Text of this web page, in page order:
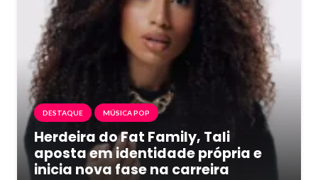
DESTAQUE MÚSICA POP
Herdeira do Fat Family, Tali
aposta em identidade própria e
inicia nova fase na carreira